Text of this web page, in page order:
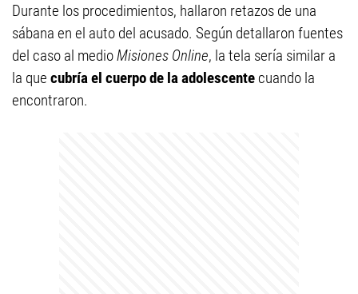
Durante los procedimientos, hallaron retazos de una
sábana en el auto del acusado. Según detallaron fuentes
del caso al medioMisiones Online, la tela sería similar a
la que cubría el cuerpo de la adolescente cuando la
encontraron.